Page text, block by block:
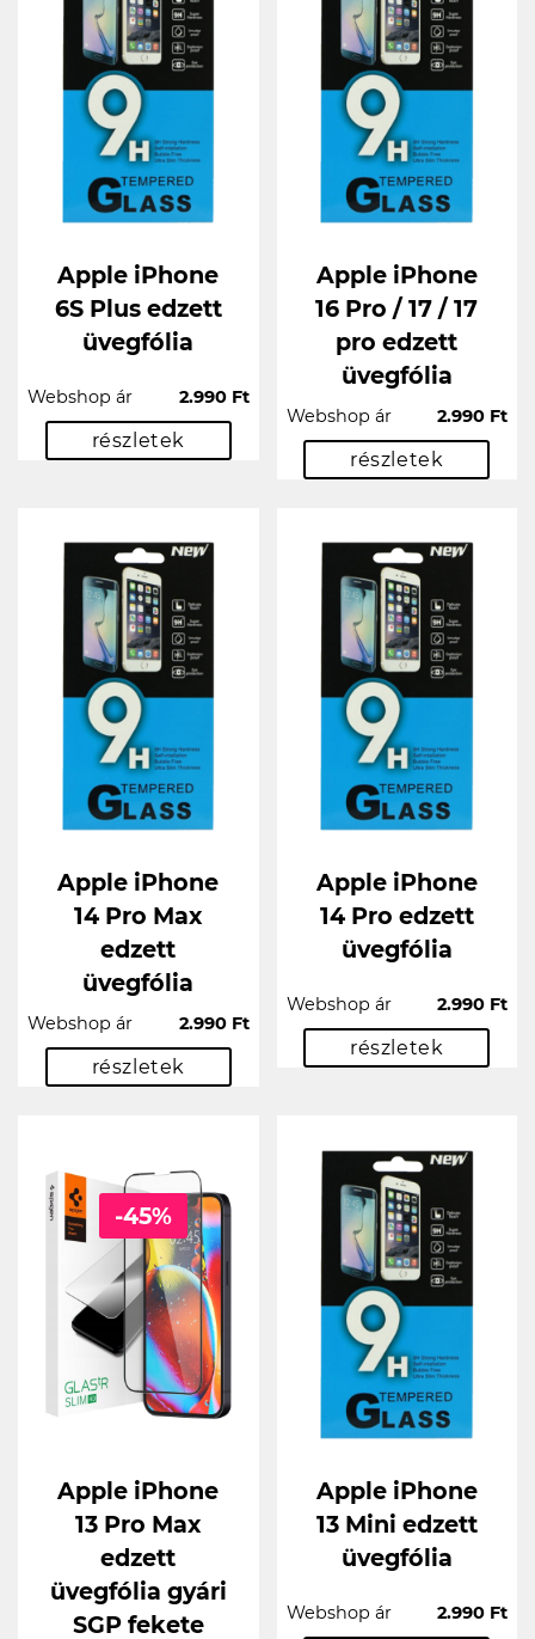
Apple iPhone
6S Plus edzett
üvegfólia
Webshop ár 2.990 Ft
részletek
Apple iPhone
16 Pro / 17 / 17
pro edzett
üvegfólia
Webshop ár 2.990 Ft
részletek
Apple iPhone
14 Pro Max
edzett
üvegfólia
Webshop ár 2.990 Ft
részletek
Apple iPhone
14 Pro edzett
üvegfólia
Webshop ár 2.990 Ft
részletek
-45%
Apple iPhone
13 Pro Max
edzett
üvegfólia gyári
SGP fekete
Apple iPhone
13 Mini edzett
üvegfólia
Webshop ár 2.990 Ft